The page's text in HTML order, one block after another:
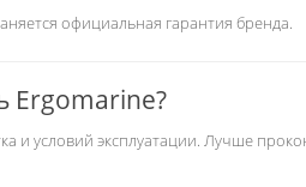
официальная гарантия бренда.
Ergomarine?
и условий эксплуатации. Лучше